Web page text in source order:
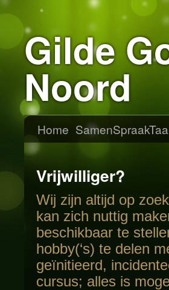
Gilde
Noord
Home SamenSpraak
Vrijwilliger?
Wij zijn altijd op
kan zich nuttig
beschikbaar te
hobby(‘s) te delen
geïnitieerd,
cursus; alles is